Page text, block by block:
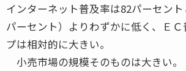
インターネット普及率は82パーセン
パーセント）よりわずかに低く、Ｅ
プは相対的に大きい。
小売市場の規模そのものは大きい。